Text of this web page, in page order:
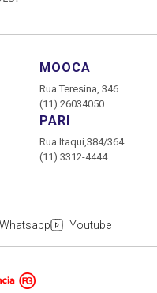
Whatsapp Youtube
MOOCA
Rua Teresina, 346
(11) 26034050
PARI
Rua Itaqui,384/364
(11) 3312-4444